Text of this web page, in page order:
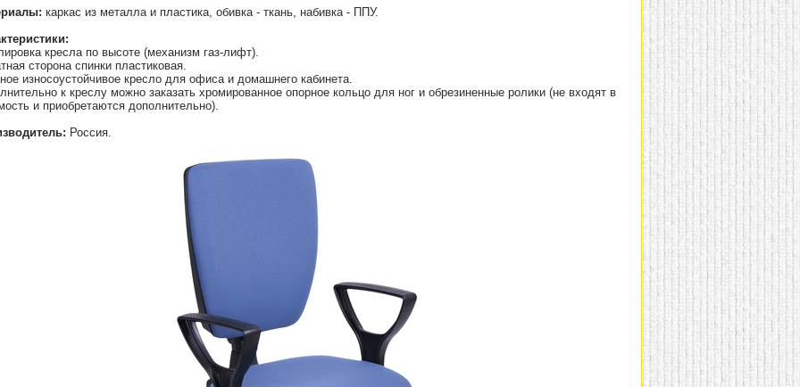
каркас из металла и пластика, обивка - ткань, набивка - ППУ.
кресла по высоте (механизм газ-лифт).
сторона спинки пластиковая.
износоустойчивое кресло для офиса и домашнего кабинета.
к креслу можно заказать хромированное опорное кольцо для ног и обрезиненные ролики (не входят в
и приобретаются дополнительно).
Россия.